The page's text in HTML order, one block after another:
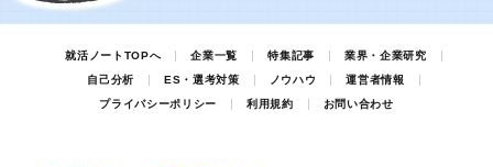
就活ノートTOPへ 企業一覧 特集記事
業界・企業研究
自己分析
ES・選考対策 ノウハウ
運営者情報
プライバシーポリシー
利用規約 お問い合わせ